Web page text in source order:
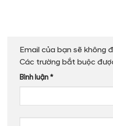
Email của bạn sẽ không
Các trường bắt buộc
Bình luận*